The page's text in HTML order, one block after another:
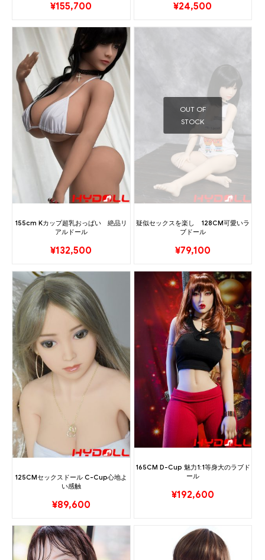
¥155,700 ¥24,500
155cm Kカップ超乳おっぱい 絶品リ
アルドール
¥132,500
OUT OF
STOCK
疑似セックスを楽し 128CM可愛いラ
ブドール
¥79,100
125CMセックスドール C-Cup心地よ
い感触
¥89,600
165CM D-Cup 魅力1:1等身大のラブド
ール
¥192,600